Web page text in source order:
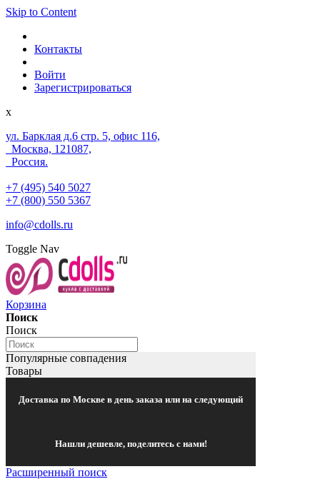
Skip to Content
Контакты
Войти
Зарегистрироваться
x
ул. Барклая д.6 стр. 5, офис 116,
Москва, 121087,
Россия.
+7 (495) 540 5027
+7 (800) 550 5367
info@cdolls.ru
Toggle Nav
Корзина
Поиск
Поиск
Популярные совпадения
Товары
Доставка по Москве в день заказа или на следующий
Нашли дешевле, поделитесь с нами!
Расширенный поиск